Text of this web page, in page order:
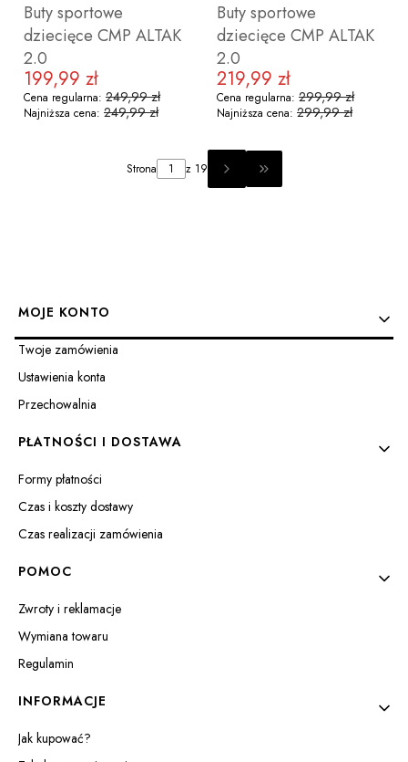
Buty sportowe
dziecięce CMP ALTAK
2.0
Cena promocyjna
199,99 zł
Cena regularna: 249,99 zł
Najniższa cena: 249,99 zł
ZOBACZ PRODUKT
Buty sportowe
dziecięce CMP ALTAK
2.0
Cena promocyjna
219,99 zł
Cena regularna: 299,99 zł
Najniższa cena: 299,99 zł
ZOBACZ PRODUKT
Strona z 19 PRZEJDŹ DO OSTATNIEJ
Linki w stopce
MOJE KONTO
Twoje zamówienia
Ustawienia konta
Przechowalnia
PŁATNOŚCI I DOSTAWA
Formy płatności
Czas i koszty dostawy
Czas realizacji zamówienia
POMOC
Zwroty i reklamacje
Wymiana towaru
Regulamin
INFORMACJE
Jak kupować?